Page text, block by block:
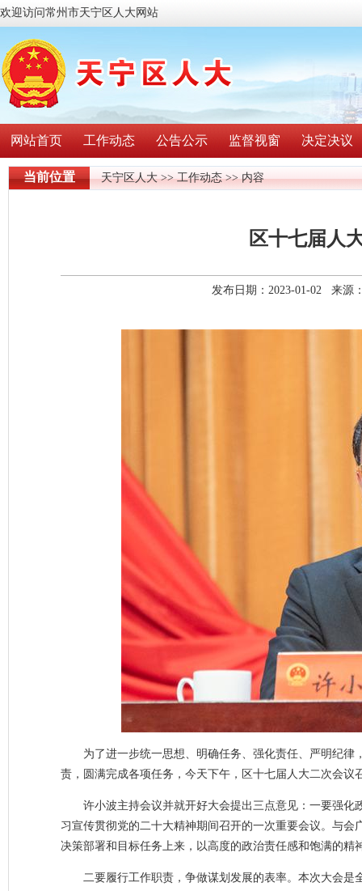
欢迎访问常州市天宁区人大网站
网站首页 工作动态 公告公示 监督视窗 决定决议
当前位置 天宁区人大>>工作动态>> 内容
区十七届人
发布日期：2023-01-02 来源
为了进一步统一思想、明确任务、强化责任、严明纪
责，圆满完成各项任务，今天下午，区十七届人大二次会议
许小波主持会议并就开好大会提出三点意见： 一要强化
习宣传贯彻党的二十大精神期间召开的一次重要会议。与
决策部署和目标任务上来，以高度的政治责任感和饱满的精
二要履行工作职责，争做谋划发展的表率。本次大会